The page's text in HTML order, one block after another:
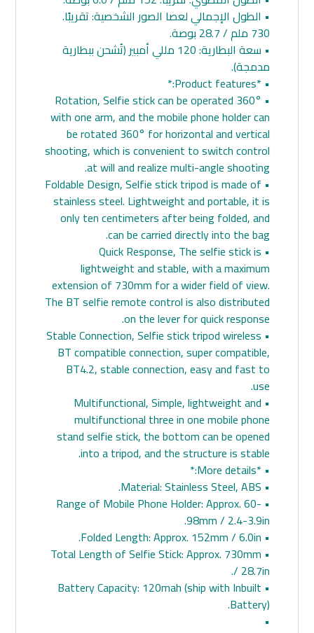
• الطول الإجمالي لعصا الصور الشخصية: تقريبًا.
730 ملم / 28.7 بوصة.
• سعة البطارية: 120 مللي أمبير (تُشحن ببطارية
مدمجة).
• *Product features:*
• 360° Rotation, Selfie stick can be operated
with one arm, and the mobile phone holder can
be rotated 360° for horizontal and vertical
shooting, which is convenient to switch control
at will and realize multi-angle shooting.
• Foldable Design, Selfie stick tripod is made of
stainless steel. Lightweight and portable, it is
only ten centimeters after being folded, and
can be carried directly into the bag.
• Quick Response, The selfie stick is
lightweight and stable, with a maximum
extension of 730mm for a wider field of view.
The BT selfie remote control is also distributed
on the lever for quick response.
• Stable Connection, Selfie stick tripod wireless
BT compatible connection, super compatible,
BT4.2, stable connection, easy and fast to
use.
• Multifunctional, Simple, lightweight and
multifunctional three in one mobile phone
stand selfie stick, the bottom can be opened
into a tripod, and the structure is stable.
• *More details:*
• Material: Stainless Steel, ABS.
• Range of Mobile Phone Holder: Approx. 60-
98mm / 2.4-3.9in.
• Folded Length: Approx. 152mm / 6.0in.
• Total Length of Selfie Stick: Approx. 730mm
/ 28.7in.
• Battery Capacity: 120mah (ship with Inbuilt
Battery).
•